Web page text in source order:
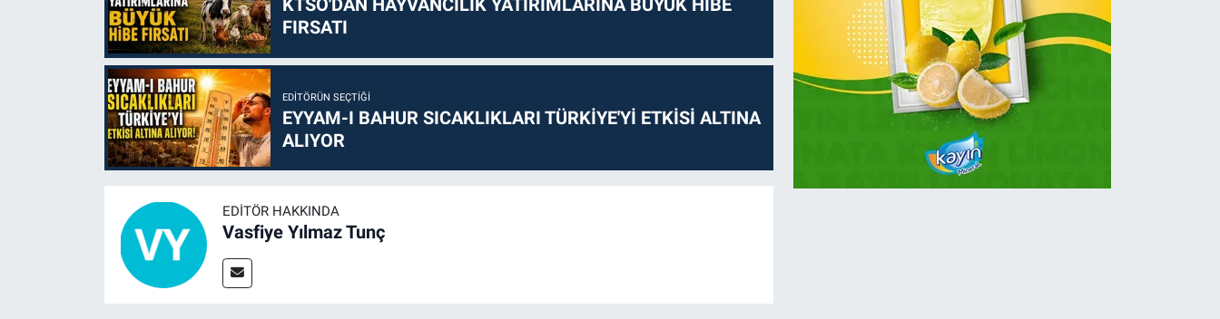
KTSO'DAN HAYVANCILIK YATIRIMLARINA BÜYÜK HİBE
FIRSATI
EDITÖRÜN SEÇTIĞI
EYYAM-I BAHUR SICAKLIKLARI TÜRKİYE'Yİ ETKİSİ ALTINA
ALIYOR
EDITÖR HAKKINDA
Vasfiye Yılmaz Tunç